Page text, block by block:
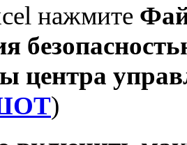
нажмите
центра
)